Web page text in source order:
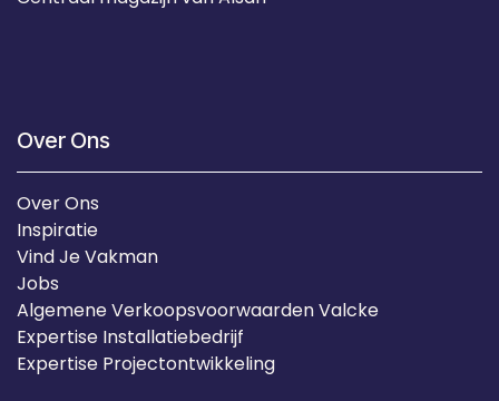
Over Ons
Over Ons
Inspiratie
Vind Je Vakman
Jobs
Algemene Verkoopsvoorwaarden Valcke
Expertise Installatiebedrijf
Expertise Projectontwikkeling